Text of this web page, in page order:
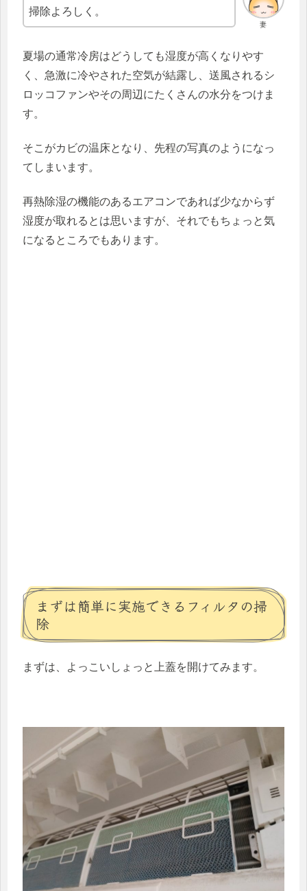
妻
掃除よろしく。
夏場の通常冷房はどうしても湿度が高くなりやす
く、急激に冷やされた空気が結露し、送風されるシ
ロッコファンやその周辺にたくさんの水分をつけま
す。
そこがカビの温床となり、先程の写真のようになっ
てしまいます。
再熱除湿の機能のあるエアコンであれば少なからず
湿度が取れるとは思いますが、それでもちょっと気
になるところでもあります。
まずは簡単に実施できるフィルタの掃
除
まずは、よっこいしょっと上蓋を開けてみます。